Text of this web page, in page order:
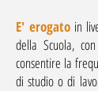
E' erogatoin
della Scuola,
consentire la
di studio o di